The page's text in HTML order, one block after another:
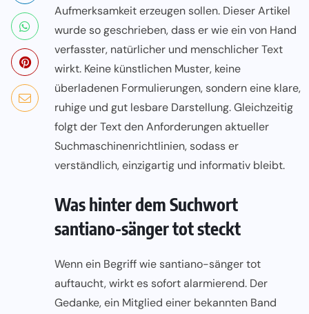
Aufmerksamkeit erzeugen sollen. Dieser Artikel
wurde so geschrieben, dass er wie ein von Hand
verfasster, natürlicher und menschlicher Text
wirkt. Keine künstlichen Muster, keine
überladenen Formulierungen, sondern eine klare,
ruhige und gut lesbare Darstellung. Gleichzeitig
folgt der Text den Anforderungen aktueller
Suchmaschinenrichtlinien, sodass er
verständlich, einzigartig und informativ bleibt.
Was hinter dem Suchwort
santiano-sänger tot steckt
Wenn ein Begriff wie santiano-sänger tot
auftaucht, wirkt es sofort alarmierend. Der
Gedanke, ein Mitglied einer bekannten Band